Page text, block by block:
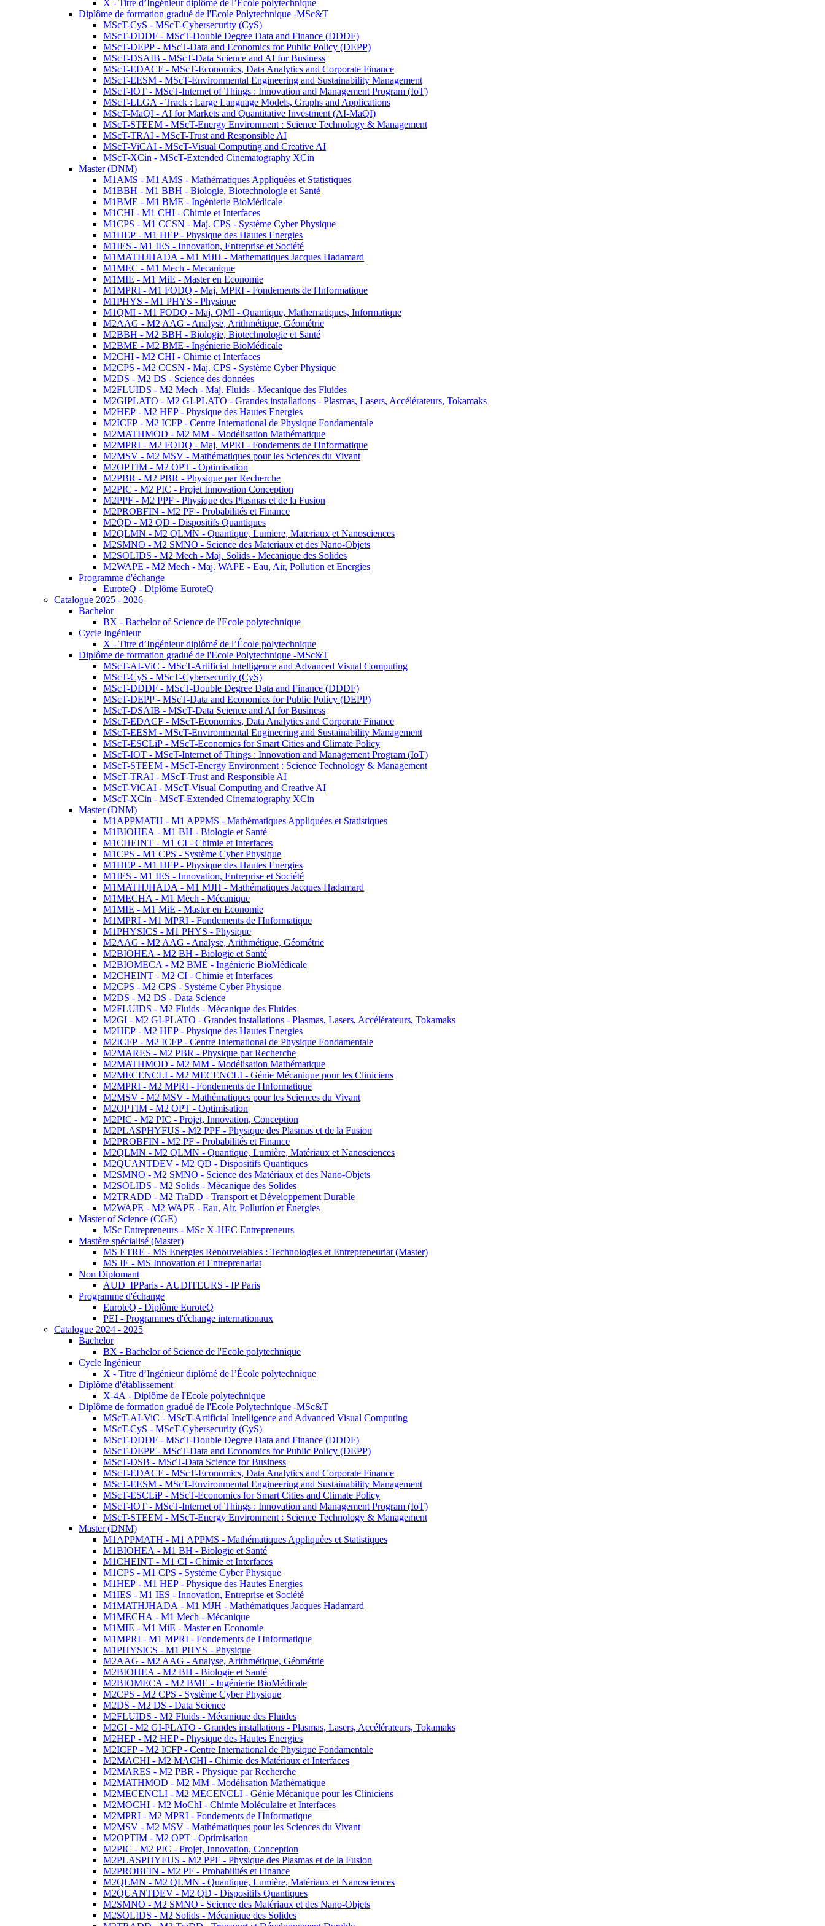
X - Titre d’Ingénieur diplômé de l’École polytechnique
Diplôme de formation gradué de l'Ecole Polytechnique -MSc&T
MScT-CyS - MScT-Cybersecurity (CyS)
MScT-DDDF - MScT-Double Degree Data and Finance (DDDF)
MScT-DEPP - MScT-Data and Economics for Public Policy (DEPP)
MScT-DSAIB - MScT-Data Science and AI for Business
MScT-EDACF - MScT-Economics, Data Analytics and Corporate Finance
MScT-EESM - MScT-Environmental Engineering and Sustainability Management
MScT-IOT - MScT-Internet of Things : Innovation and Management Program (IoT)
MScT-LLGA - Track : Large Language Models, Graphs and Applications
MScT-MaQI - AI for Markets and Quantitative Investment (AI-MaQI)
MScT-STEEM - MScT-Energy Environment : Science Technology & Management
MScT-TRAI - MScT-Trust and Responsible AI
MScT-ViCAI - MScT-Visual Computing and Creative AI
MScT-XCin - MScT-Extended Cinematography XCin
Master (DNM)
M1AMS - M1 AMS - Mathématiques Appliquées et Statistiques
M1BBH - M1 BBH - Biologie, Biotechnologie et Santé
M1BME - M1 BME - Ingénierie BioMédicale
M1CHI - M1 CHI - Chimie et Interfaces
M1CPS - M1 CCSN - Maj. CPS - Système Cyber Physique
M1HEP - M1 HEP - Physique des Hautes Energies
M1IES - M1 IES - Innovation, Entreprise et Société
M1MATHJHADA - M1 MJH - Mathematiques Jacques Hadamard
M1MEC - M1 Mech - Mecanique
M1MIE - M1 MiE - Master en Economie
M1MPRI - M1 FODQ - Maj. MPRI - Fondements de l'Informatique
M1PHYS - M1 PHYS - Physique
M1QMI - M1 FODQ - Maj. QMI - Quantique, Mathematiques, Informatique
M2AAG - M2 AAG - Analyse, Arithmétique, Géométrie
M2BBH - M2 BBH - Biologie, Biotechnologie et Santé
M2BME - M2 BME - Ingénierie BioMédicale
M2CHI - M2 CHI - Chimie et Interfaces
M2CPS - M2 CCSN - Maj. CPS - Système Cyber Physique
M2DS - M2 DS - Science des données
M2FLUIDS - M2 Mech - Maj. Fluids - Mecanique des Fluides
M2GIPLATO - M2 GI-PLATO - Grandes installations - Plasmas, Lasers, Accélérateurs, Tokamaks
M2HEP - M2 HEP - Physique des Hautes Energies
M2ICFP - M2 ICFP - Centre International de Physique Fondamentale
M2MATHMOD - M2 MM - Modélisation Mathématique
M2MPRI - M2 FODQ - Maj. MPRI - Fondements de l'Informatique
M2MSV - M2 MSV - Mathématiques pour les Sciences du Vivant
M2OPTIM - M2 OPT - Optimisation
M2PBR - M2 PBR - Physique par Recherche
M2PIC - M2 PIC - Projet Innovation Conception
M2PPF - M2 PPF - Physique des Plasmas et de la Fusion
M2PROBFIN - M2 PF - Probabilités et Finance
M2QD - M2 QD - Dispositifs Quantiques
M2QLMN - M2 QLMN - Quantique, Lumiere, Materiaux et Nanosciences
M2SMNO - M2 SMNO - Science des Materiaux et des Nano-Objets
M2SOLIDS - M2 Mech - Maj. Solids - Mecanique des Solides
M2WAPE - M2 Mech - Maj. WAPE - Eau, Air, Pollution et Energies
Programme d'échange
EuroteQ - Diplôme EuroteQ
Catalogue 2025 - 2026
Bachelor
BX - Bachelor of Science de l'Ecole polytechnique
Cycle Ingénieur
X - Titre d’Ingénieur diplômé de l’École polytechnique
Diplôme de formation gradué de l'Ecole Polytechnique -MSc&T
MScT-AI-ViC - MScT-Artificial Intelligence and Advanced Visual Computing
MScT-CyS - MScT-Cybersecurity (CyS)
MScT-DDDF - MScT-Double Degree Data and Finance (DDDF)
MScT-DEPP - MScT-Data and Economics for Public Policy (DEPP)
MScT-DSAIB - MScT-Data Science and AI for Business
MScT-EDACF - MScT-Economics, Data Analytics and Corporate Finance
MScT-EESM - MScT-Environmental Engineering and Sustainability Management
MScT-ESCLiP - MScT-Economics for Smart Cities and Climate Policy
MScT-IOT - MScT-Internet of Things : Innovation and Management Program (IoT)
MScT-STEEM - MScT-Energy Environment : Science Technology & Management
MScT-TRAI - MScT-Trust and Responsible AI
MScT-ViCAI - MScT-Visual Computing and Creative AI
MScT-XCin - MScT-Extended Cinematography XCin
Master (DNM)
M1APPMATH - M1 APPMS - Mathématiques Appliquées et Statistiques
M1BIOHEA - M1 BH - Biologie et Santé
M1CHEINT - M1 CI - Chimie et Interfaces
M1CPS - M1 CPS - Système Cyber Physique
M1HEP - M1 HEP - Physique des Hautes Energies
M1IES - M1 IES - Innovation, Entreprise et Société
M1MATHJHADA - M1 MJH - Mathématiques Jacques Hadamard
M1MECHA - M1 Mech - Mécanique
M1MIE - M1 MiE - Master en Economie
M1MPRI - M1 MPRI - Fondements de l'Informatique
M1PHYSICS - M1 PHYS - Physique
M2AAG - M2 AAG - Analyse, Arithmétique, Géométrie
M2BIOHEA - M2 BH - Biologie et Santé
M2BIOMECA - M2 BME - Ingénierie BioMédicale
M2CHEINT - M2 CI - Chimie et Interfaces
M2CPS - M2 CPS - Système Cyber Physique
M2DS - M2 DS - Data Science
M2FLUIDS - M2 Fluids - Mécanique des Fluides
M2GI - M2 GI-PLATO - Grandes installations - Plasmas, Lasers, Accélérateurs, Tokamaks
M2HEP - M2 HEP - Physique des Hautes Energies
M2ICFP - M2 ICFP - Centre International de Physique Fondamentale
M2MARES - M2 PBR - Physique par Recherche
M2MATHMOD - M2 MM - Modélisation Mathématique
M2MECENCLI - M2 MECENCLI - Génie Mécanique pour les Cliniciens
M2MPRI - M2 MPRI - Fondements de l'Informatique
M2MSV - M2 MSV - Mathématiques pour les Sciences du Vivant
M2OPTIM - M2 OPT - Optimisation
M2PIC - M2 PIC - Projet, Innovation, Conception
M2PLASPHYFUS - M2 PPF - Physique des Plasmas et de la Fusion
M2PROBFIN - M2 PF - Probabilités et Finance
M2QLMN - M2 QLMN - Quantique, Lumière, Matériaux et Nanosciences
M2QUANTDEV - M2 QD - Dispositifs Quantiques
M2SMNO - M2 SMNO - Science des Matériaux et des Nano-Objets
M2SOLIDS - M2 Solids - Mécanique des Solides
M2TRADD - M2 TraDD - Transport et Développement Durable
M2WAPE - M2 WAPE - Eau, Air, Pollution et Énergies
Master of Science (CGE)
MSc Entrepreneurs - MSc X-HEC Entrepreneurs
Mastère spécialisé (Master)
MS ETRE - MS Energies Renouvelables : Technologies et Entrepreneuriat (Master)
MS IE - MS Innovation et Entreprenariat
Non Diplomant
AUD_IPParis - AUDITEURS - IP Paris
Programme d'échange
EuroteQ - Diplôme EuroteQ
PEI - Programmes d'échange internationaux
Catalogue 2024 - 2025
Bachelor
BX - Bachelor of Science de l'Ecole polytechnique
Cycle Ingénieur
X - Titre d’Ingénieur diplômé de l’École polytechnique
Diplôme d'établissement
X-4A - Diplôme de l'Ecole polytechnique
Diplôme de formation gradué de l'Ecole Polytechnique -MSc&T
MScT-AI-ViC - MScT-Artificial Intelligence and Advanced Visual Computing
MScT-CyS - MScT-Cybersecurity (CyS)
MScT-DDDF - MScT-Double Degree Data and Finance (DDDF)
MScT-DEPP - MScT-Data and Economics for Public Policy (DEPP)
MScT-DSB - MScT-Data Science for Business
MScT-EDACF - MScT-Economics, Data Analytics and Corporate Finance
MScT-EESM - MScT-Environmental Engineering and Sustainability Management
MScT-ESCLiP - MScT-Economics for Smart Cities and Climate Policy
MScT-IOT - MScT-Internet of Things : Innovation and Management Program (IoT)
MScT-STEEM - MScT-Energy Environment : Science Technology & Management
Master (DNM)
M1APPMATH - M1 APPMS - Mathématiques Appliquées et Statistiques
M1BIOHEA - M1 BH - Biologie et Santé
M1CHEINT - M1 CI - Chimie et Interfaces
M1CPS - M1 CPS - Système Cyber Physique
M1HEP - M1 HEP - Physique des Hautes Energies
M1IES - M1 IES - Innovation, Entreprise et Société
M1MATHJHADA - M1 MJH - Mathématiques Jacques Hadamard
M1MECHA - M1 Mech - Mécanique
M1MIE - M1 MiE - Master en Economie
M1MPRI - M1 MPRI - Fondements de l'Informatique
M1PHYSICS - M1 PHYS - Physique
M2AAG - M2 AAG - Analyse, Arithmétique, Géométrie
M2BIOHEA - M2 BH - Biologie et Santé
M2BIOMECA - M2 BME - Ingénierie BioMédicale
M2CPS - M2 CPS - Système Cyber Physique
M2DS - M2 DS - Data Science
M2FLUIDS - M2 Fluids - Mécanique des Fluides
M2GI - M2 GI-PLATO - Grandes installations - Plasmas, Lasers, Accélérateurs, Tokamaks
M2HEP - M2 HEP - Physique des Hautes Energies
M2ICFP - M2 ICFP - Centre International de Physique Fondamentale
M2MACHI - M2 MACHI - Chimie des Matériaux et Interfaces
M2MARES - M2 PBR - Physique par Recherche
M2MATHMOD - M2 MM - Modélisation Mathématique
M2MECENCLI - M2 MECENCLI - Génie Mécanique pour les Cliniciens
M2MOCHI - M2 MoChI - Chimie Moléculaire et Interfaces
M2MPRI - M2 MPRI - Fondements de l'Informatique
M2MSV - M2 MSV - Mathématiques pour les Sciences du Vivant
M2OPTIM - M2 OPT - Optimisation
M2PIC - M2 PIC - Projet, Innovation, Conception
M2PLASPHYFUS - M2 PPF - Physique des Plasmas et de la Fusion
M2PROBFIN - M2 PF - Probabilités et Finance
M2QLMN - M2 QLMN - Quantique, Lumière, Matériaux et Nanosciences
M2QUANTDEV - M2 QD - Dispositifs Quantiques
M2SMNO - M2 SMNO - Science des Matériaux et des Nano-Objets
M2SOLIDS - M2 Solids - Mécanique des Solides